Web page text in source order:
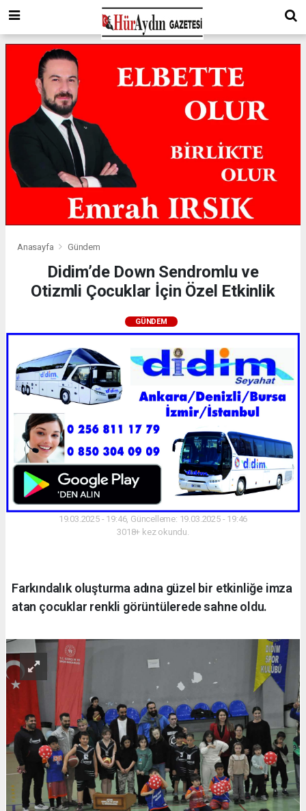
Anasayfa Gündem
Didim’de Down Sendromlu ve
Otizmli Çocuklar İçin Özel Etkinlik
GÜNDEM
19.03.2025 - 19:46, Güncelleme: 19.03.2025 - 19:46
3018+ kez okundu.
Farkındalık oluşturma adına güzel bir etkinliğe imza
atan çocuklar renkli görüntülerede sahne oldu.